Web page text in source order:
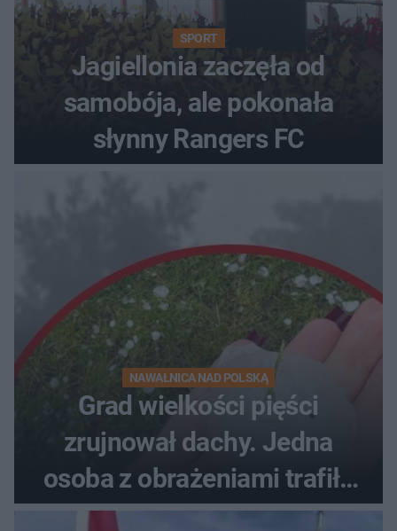
SPORT
Jagiellonia zaczęła od
samobója, ale pokonała
słynny Rangers FC
NAWAŁNICA NAD POLSKĄ
Grad wielkości pięści
zrujnował dachy. Jedna
osoba z obrażeniami trafiła
do szpitala